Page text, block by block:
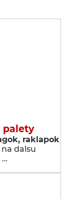
palety
raklapok
dalsu
…